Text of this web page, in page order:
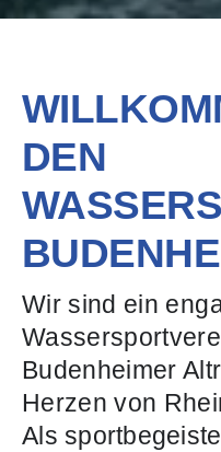
DEN
Wir sind ein
Budenheimer
Herzen von
Als